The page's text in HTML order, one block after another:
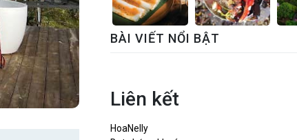
BÀI VIẾT NỔI BẬT
Liên kết
HoaNelly